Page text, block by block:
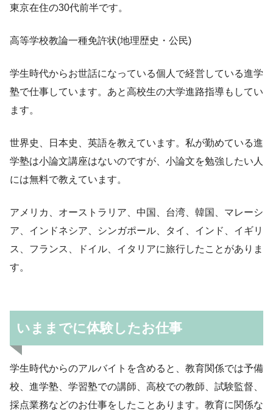
東京在住の30代前半です。
高等学校教論一種免許状(地理歴史・公民)
学生時代からお世話になっている個人で経営している進学
塾で仕事しています。あと高校生の大学進路指導もしてい
ます。
世界史、日本史、英語を教えています。私が勤めている進
学塾は小論文講座はないのですが、小論文を勉強したい人
には無料で教えています。
アメリカ、オーストラリア、中国、台湾、韓国、マレーシ
ア、インドネシア、シンガポール、タイ、インド、イギリ
ス、フランス、ドイル、イタリアに旅行したことがありま
す。
いままでに体験したお仕事
学生時代からのアルバイトを含めると、教育関係では予備
校、進学塾、学習塾での講師、高校での教師、試験監督、
採点業務などのお仕事をしたことあります。教育に関係な